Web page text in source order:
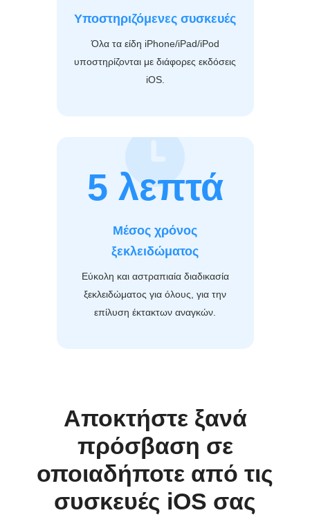
Υποστηριζόμενες συσκευές
Όλα τα είδη iPhone/iPad/iPod
υποστηρίζονται με διάφορες εκδόσεις
iOS.
5 λεπτά
Μέσος χρόνος
ξεκλειδώματος
Εύκολη και αστραπιαία διαδικασία
ξεκλειδώματος για όλους, για την
επίλυση έκτακτων αναγκών.
Αποκτήστε ξανά
πρόσβαση σε
οποιαδήποτε από τις
συσκευές iOS σας